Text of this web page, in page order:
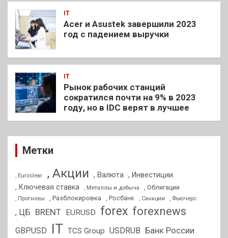
IT
Acer и Asustek завершили 2023
год с падением выручки
IT
Рынок рабочих станций
сократился почти на 9% в 2023
году, но в IDC верят в лучшее
Метки
, Euroclear , Акции , Валюта , Инвестиции
, Ключевая ставка
, Металлы и добыча , Облигации
, Прогнозы , Разблокировка , Росбанк , Санкции , Фьючерс
, ЦБ BRENT EURUSD forex forexnews
GBPUSD IT TCS Group USDRUB Банк России